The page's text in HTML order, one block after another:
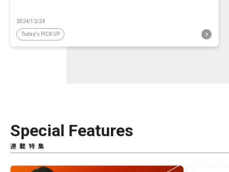
2024/12/24
Today's PICK UP
Special Features
連載特集